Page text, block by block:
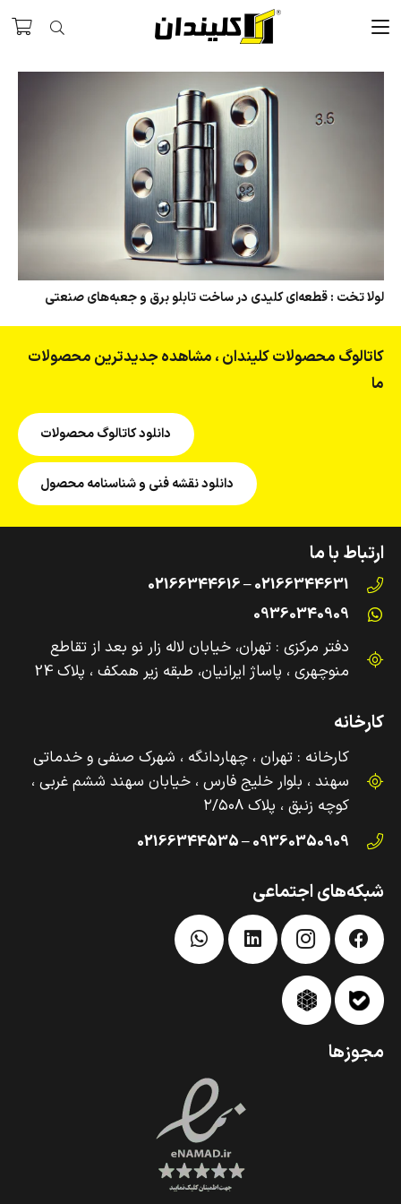
لولا تخت : قطعه‌ای کلیدی در ساخت تابلو برق و جعبه‌های صنعتی
کاتالوگ محصولات کلیندان ، مشاهده جدیدترین محصولات
ما
دانلود کاتالوگ محصولات
دانلود نقشه فنی و شناسنامه محصول
ارتباط با ما
02166344631 – 02166344616
09360340909
دفتر مرکزی : تهران، خیابان لاله زار نو بعد از تقاطع
منوچهری ، پاساژ ایرانیان، طبقه زیر همکف ، پلاک 24
کارخانه
کارخانه : تهران ، چهاردانگه ، شهرک صنفی و‌ خدماتی
سهند ، بلوار خلیج فارس ، خیابان سهند ششم غربی ،
کوچه زنبق ، پلاک ۲/۵۰۸
09360350909 – 02166344535
شبکه‌های اجتماعی
مجوزها